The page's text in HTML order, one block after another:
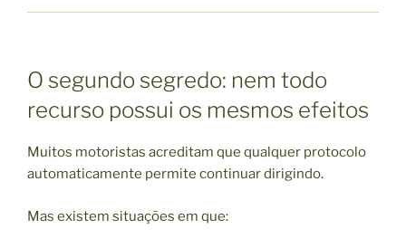
O segundo segredo: nem todo
recurso possui os mesmos efeitos
Muitos motoristas acreditam que qualquer protocolo
automaticamente permite continuar dirigindo.
Mas existem situações em que: